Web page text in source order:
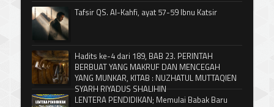
Tafsir QS. Al-Kahfi, ayat 57-59 Ibnu Katsir
Hadits ke-4 dari 189, BAB 23. PERINTAH
BERBUAT YANG MAKRUF DAN MENCEGAH
YANG MUNKAR, KITAB : NUZHATUL MUTTAQIEN
SYARH RIYADUS SHALIHIN
LENTERA PENDIDIKAN; Memulai Babak Baru